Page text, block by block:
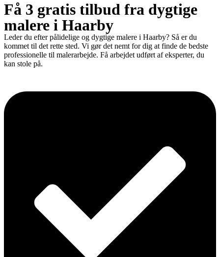
Få 3 gratis tilbud fra dygtige
malere i Haarby
Leder du efter pålidelige og dygtige malere i Haarby? Så er du
kommet til det rette sted. Vi gør det nemt for dig at finde de bedste
professionelle til malerarbejde. Få arbejdet udført af eksperter, du
kan stole på.